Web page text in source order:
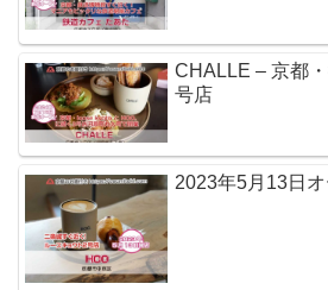
CHALLE – 京都
号店
2023年5月13日